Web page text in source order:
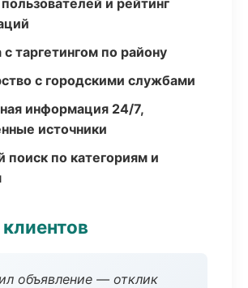
и рейтинг
таргетингом по району
с городскими службами
информация 24/7,
источники
поиск по категориям и
объявление — отклик